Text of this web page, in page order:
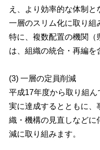
え、より効率的な体制と
一層のスリム化に取り組
特に、複数配置の機関（
は、組織の統合・再編を
(3) 一層の定員削減
平成17年度から取り組
実に達成するとともに、
織・機構の見直しなどに
減に取り組みます。